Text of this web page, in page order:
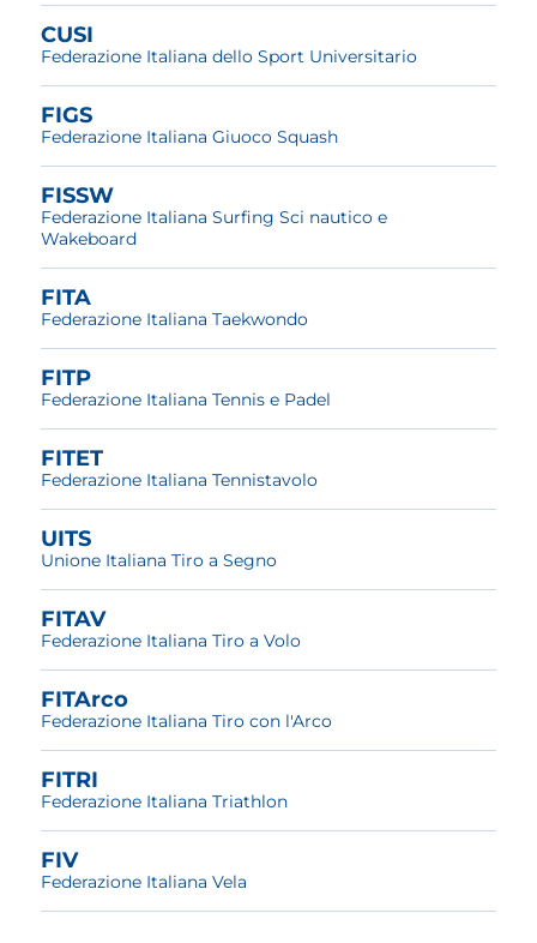
CUSI
Federazione Italiana dello Sport Universitario
FIGS
Federazione Italiana Giuoco Squash
FISSW
Federazione Italiana Surfing Sci nautico e
Wakeboard
FITA
Federazione Italiana Taekwondo
FITP
Federazione Italiana Tennis e Padel
FITET
Federazione Italiana Tennistavolo
UITS
Unione Italiana Tiro a Segno
FITAV
Federazione Italiana Tiro a Volo
FITArco
Federazione Italiana Tiro con l'Arco
FITRI
Federazione Italiana Triathlon
FIV
Federazione Italiana Vela